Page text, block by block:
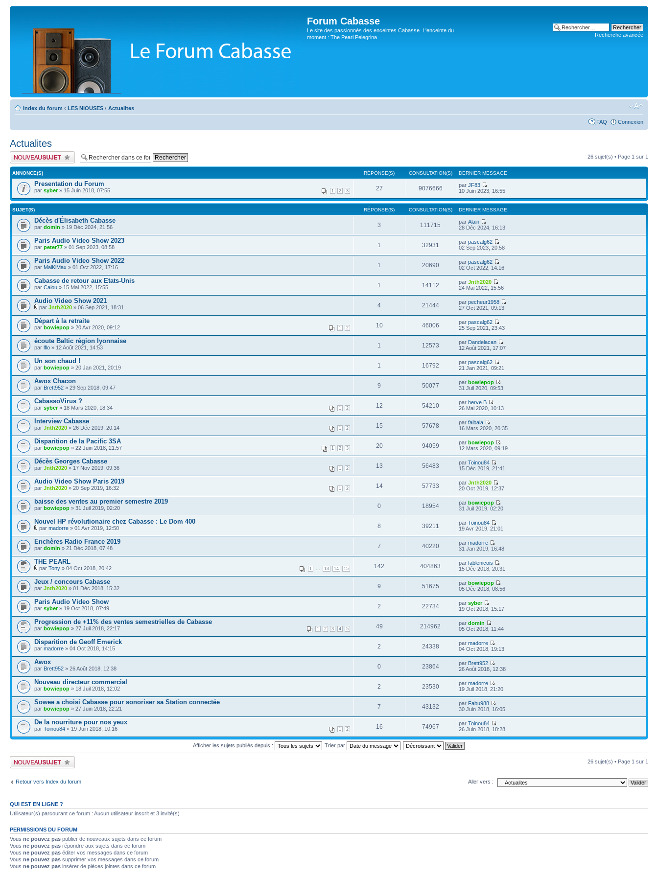
Forum Cabasse
Le site des passionnés des enceintes Cabasse. L'enceinte du
moment : The Pearl Pelegrina
Recherche avancée
Index du forum ‹ LES NIOUSES ‹ Actualites
FAQ Connexion
Actualites
Publier un nouveau sujet 26 sujet(s) • Page 1 sur 1
ANNONCE(S) RÉPONSE(S) CONSULTATION(S) DERNIER MESSAGE
Presentation du Forum
1 2 3
par syber» 15 Juin 2018, 07:55 27 9076666 parJF83
10 Juin 2023, 16:55
SUJET(S) RÉPONSE(S) CONSULTATION(S) DERNIER MESSAGE
Décès d'Élisabeth Cabasse
par domin » 19 Déc 2024, 21:56 3 111715 parAlain
28 Déc 2024, 16:13
Paris Audio Video Show 2023
par peter77 » 01 Sep 2023, 08:58 1 32931 parpascalg62
02 Sep 2023, 20:58
Paris Audio Video Show 2022
par MaiKiMax » 01 Oct 2022, 17:16 1 20690 parpascalg62
02 Oct 2022, 14:16
Cabasse de retour aux Etats-Unis
par Calou » 15 Mai 2022, 15:55 1 14112 parJnth2020
24 Mai 2022, 15:56
Audio Video Show 2021
par Jnth2020 » 06 Sep 2021, 18:31 4 21444 parpecheur1958
27 Oct 2021, 09:13
Départ à la retraite
1 2
par bowiepop » 20 Avr 2020, 09:12 10 46006 parpascalg62
25 Sep 2021, 23:43
écoute Baltic région lyonnaise
par lflo » 12 Août 2021, 14:53 1 12573 par Dandelacan
12 Août 2021, 17:07
Un son chaud !
par bowiepop » 20 Jan 2021, 20:19 1 16792 parpascalg62
21 Jan 2021, 09:21
Awox Chacon
par Brett952 » 29 Sep 2018, 09:47 9 50077 parbowiepop
31 Juil 2020, 09:53
CabassoVirus ?
1 2
par syber» 18 Mars 2020, 18:34 12 54210 parherve B
26 Mai 2020, 10:13
Interview Cabasse
1 2
par Jnth2020 » 26 Déc 2019, 20:14 15 57678 parfalbala
16 Mars 2020, 20:35
Disparition de la Pacific 3SA
1 2 3
par bowiepop » 22 Juin 2018, 21:57 20 94059 parbowiepop
12 Mars 2020, 09:19
Décès Georges Cabasse
1 2
par Jnth2020 » 17 Nov 2019, 09:36 13 56483 parToinou84
15 Déc 2019, 21:41
Audio Video Show Paris 2019
1 2
par Jnth2020 » 20 Sep 2019, 16:32 14 57733 parJnth2020
20 Oct 2019, 12:37
baisse des ventes au premier semestre 2019
par bowiepop » 31 Juil 2019, 02:20 0 18954 parbowiepop
31 Juil 2019, 02:20
Nouvel HP révolutionaire chez Cabasse : Le Dom 400
par madorre » 01 Avr 2019, 12:50 8 39211 parToinou84
19 Avr 2019, 21:01
Enchères Radio France 2019
par domin » 21 Déc 2018, 07:48 7 40220 parmadorre
31 Jan 2019, 16:48
THE PEARL
1 13 14 15
par Tony » 04 Oct 2018, 20:42 142 404863 parfablenicois
15 Déc 2018, 20:31
Jeux / concours Cabasse
par Jnth2020 » 01 Déc 2018, 15:32 9 51675 parbowiepop
05 Déc 2018, 08:56
Paris Audio Video Show
par syber» 19 Oct 2018, 07:49 2 22734 parsyber
19 Oct 2018, 15:17
Progression de +11% des ventes semestrielles de Cabasse
1 2 3 4 5
par bowiepop » 27 Juil 2018, 22:17 49 214962 pardomin
05 Oct 2018, 11:44
Disparition de Geoff Emerick
par madorre » 04 Oct 2018, 14:15 2 24338 parmadorre
04 Oct 2018, 19:13
Awox
par Brett952 » 26 Août 2018, 12:38 0 23864 par Brett952
26 Août 2018, 12:38
Nouveau directeur commercial
par bowiepop » 18 Juil 2018, 12:02 2 23530 parmadorre
19 Juil 2018, 21:20
Sowee a choisi Cabasse pour sonoriser sa Station connectée
par bowiepop » 27 Juin 2018, 22:21 7 43132 par Fabu988
30 Juin 2018, 16:05
De la nourriture pour nos yeux
1 2
par Toinou84 » 19 Juin 2018, 10:16 16 74967 parToinou84
26 Juin 2018, 18:28
Afficher les sujets publiés depuis : Trier par
Publier un nouveau sujet 26 sujet(s) • Page 1 sur 1
Retour vers Index du forum Aller vers :
QUI EST EN LIGNE ?
Utilisateur(s) parcourant ce forum : Aucun utilisateur inscrit et 3 invité(s)
PERMISSIONS DU FORUM
Vous ne pouvez pas publier de nouveaux sujets dans ce forum
Vous ne pouvez pas répondre aux sujets dans ce forum
Vous ne pouvez pas éditer vos messages dans ce forum
Vous ne pouvez pas supprimer vos messages dans ce forum
Vous ne pouvez pas insérer de pièces jointes dans ce forum